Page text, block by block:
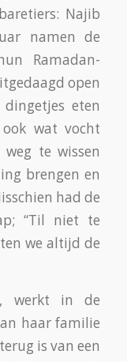
van de
hele verblijf
en ook
antwoord kan
deze
geweest waar
bv de berg
zat de profeet
plek was de
kon komen
over de Islam
compleet
aan iedere
je geacht
Allah en zijn